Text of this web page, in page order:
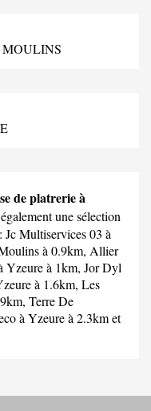
MOULINS
de platrerie à
une sélection
Jc Multiservices 03 à
à 0.9km, Allier
Yzeure à 1km, Jor Dyl
à 1.6km, Les
Terre De
à Yzeure à 2.3km et